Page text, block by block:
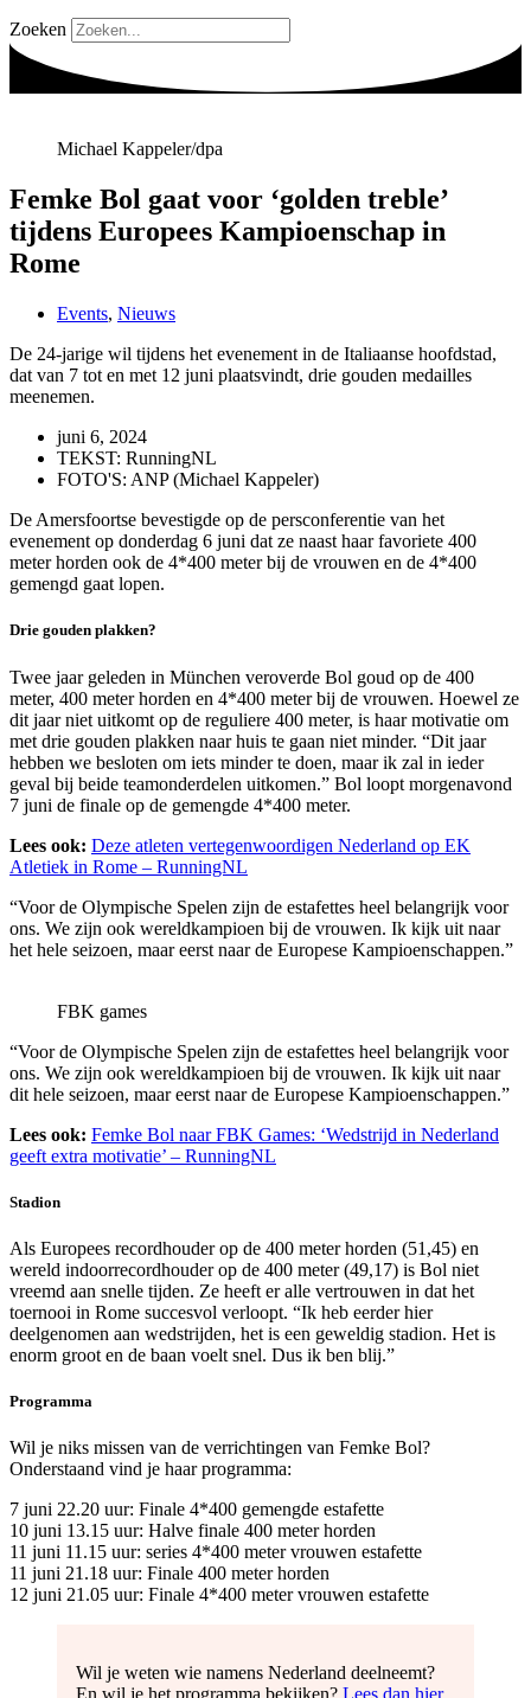
Zoeken
Michael Kappeler/dpa
Femke Bol gaat voor ‘golden treble’
tijdens Europees Kampioenschap in
Rome
Events, Nieuws
De 24-jarige wil tijdens het evenement in de Italiaanse hoofdstad,
dat van 7 tot en met 12 juni plaatsvindt, drie gouden medailles
meenemen.
juni 6, 2024
TEKST: RunningNL
FOTO'S: ANP (Michael Kappeler)
De Amersfoortse bevestigde op de persconferentie van het
evenement op donderdag 6 juni dat ze naast haar favoriete 400
meter horden ook de 4*400 meter bij de vrouwen en de 4*400
gemengd gaat lopen.
Drie gouden plakken?
Twee jaar geleden in München veroverde Bol goud op de 400
meter, 400 meter horden en 4*400 meter bij de vrouwen. Hoewel ze
dit jaar niet uitkomt op de reguliere 400 meter, is haar motivatie om
met drie gouden plakken naar huis te gaan niet minder. “Dit jaar
hebben we besloten om iets minder te doen, maar ik zal in ieder
geval bij beide teamonderdelen uitkomen.” Bol loopt morgenavond
7 juni de finale op de gemengde 4*400 meter.
Lees ook: Deze atleten vertegenwoordigen Nederland op EK
Atletiek in Rome – RunningNL
“Voor de Olympische Spelen zijn de estafettes heel belangrijk voor
ons. We zijn ook wereldkampioen bij de vrouwen. Ik kijk uit naar
het hele seizoen, maar eerst naar de Europese Kampioenschappen.”
FBK games
“Voor de Olympische Spelen zijn de estafettes heel belangrijk voor
ons. We zijn ook wereldkampioen bij de vrouwen. Ik kijk uit naar
dit hele seizoen, maar eerst naar de Europese Kampioenschappen.”
Lees ook: Femke Bol naar FBK Games: ‘Wedstrijd in Nederland
geeft extra motivatie’ – RunningNL
Stadion
Als Europees recordhouder op de 400 meter horden (51,45) en
wereld indoorrecordhouder op de 400 meter (49,17) is Bol niet
vreemd aan snelle tijden. Ze heeft er alle vertrouwen in dat het
toernooi in Rome succesvol verloopt. “Ik heb eerder hier
deelgenomen aan wedstrijden, het is een geweldig stadion. Het is
enorm groot en de baan voelt snel. Dus ik ben blij.”
Programma
Wil je niks missen van de verrichtingen van Femke Bol?
Onderstaand vind je haar programma:
7 juni 22.20 uur: Finale 4*400 gemengde estafette
10 juni 13.15 uur: Halve finale 400 meter horden
11 juni 11.15 uur: series 4*400 meter vrouwen estafette
11 juni 21.18 uur: Finale 400 meter horden
12 juni 21.05 uur: Finale 4*400 meter vrouwen estafette
Wil je weten wie namens Nederland deelneemt?